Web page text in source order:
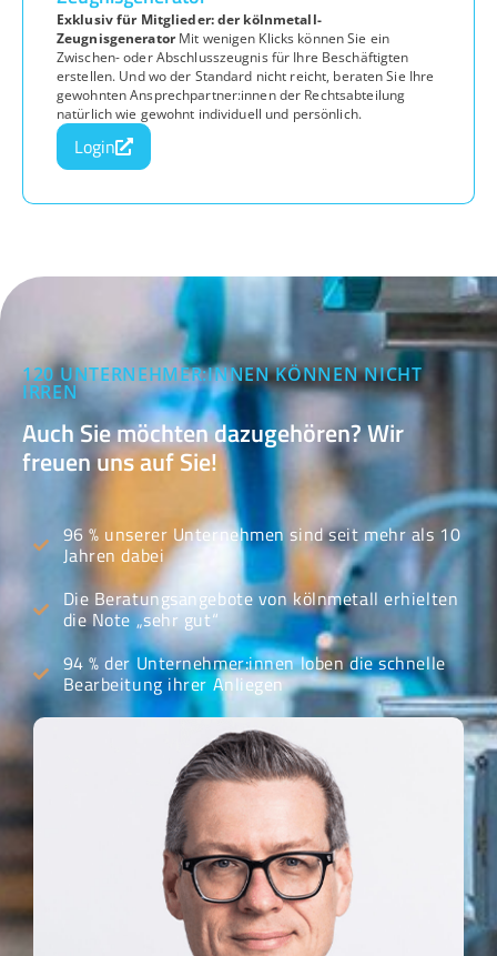
Exklusiv für Mitglieder: der kölnmetall-
ZeugnisgeneratorMit wenigen Klicks können Sie ein
Zwischen- oder Abschlusszeugnis für Ihre Beschäftigten
erstellen. Und wo der Standard nicht reicht, beraten Sie Ihre
gewohnten Ansprechpartner:innen der Rechtsabteilung
natürlich wie gewohnt individuell und persönlich.
Login
120 UNTERNEHMER:INNEN KÖNNEN NICHT
IRREN
Auch Sie möchten dazugehören? Wir
freuen uns auf Sie!
96 % unserer Unternehmen sind seit mehr als 10
Jahren dabei
Die Beratungsangebote von kölnmetall erhielten
die Note „sehr gut“
94 % der Unternehmer:innen loben die schnelle
Bearbeitung ihrer Anliegen